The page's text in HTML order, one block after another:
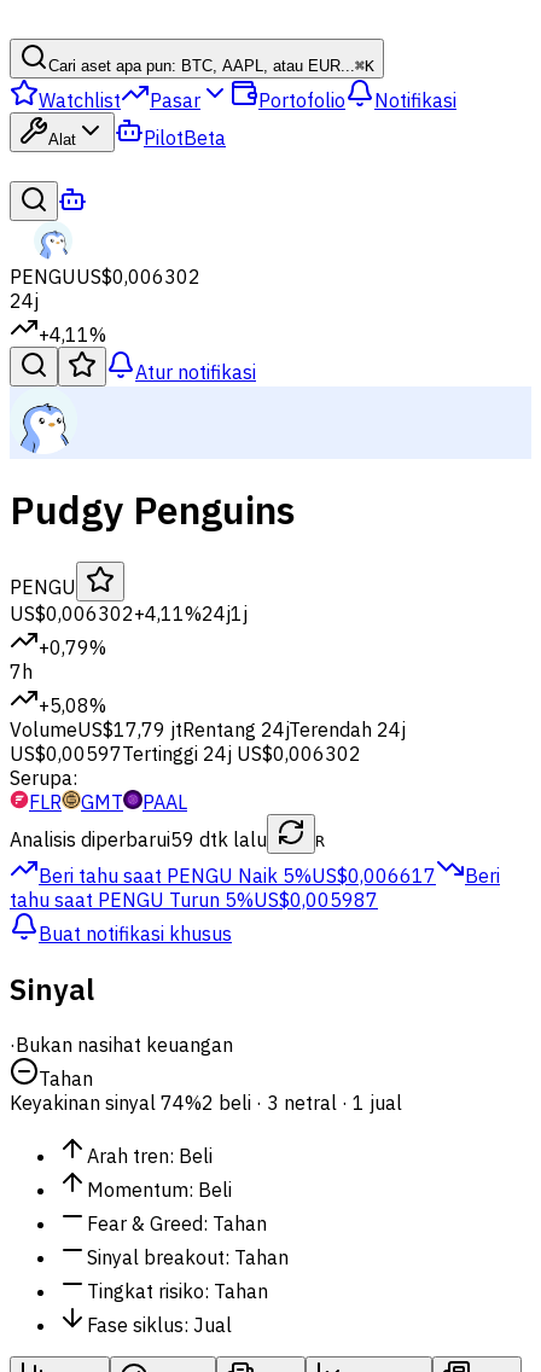
Cari aset apa pun: BTC, AAPL, atau EUR...⌘K
Watchlist Pasar Portofolio Notifikasi
Alat PilotBeta
PENGUUS$0,006302
24j
+4,11%
Atur notifikasi
Pudgy Penguins
PENGU
US$0,006302+4,11%24j1j
+0,79%
7h
+5,08%
VolumeUS$17,79 jtRentang 24jTerendah 24j
US$0,00597Tertinggi 24j US$0,006302
Serupa:
FLR
GMT
PAAL
Analisis diperbarui59 dtk lalu R
Beri tahu saat PENGU Naik 5%US$0,006617
Beri
tahu saat PENGU Turun 5%US$0,005987
Buat notifikasi khusus
Sinyal
·Bukan nasihat keuangan
Tahan
Keyakinan sinyal 74%2 beli · 3 netral · 1 jual
Arah tren: Beli
Momentum: Beli
Fear & Greed: Tahan
Sinyal breakout: Tahan
Tingkat risiko: Tahan
Fase siklus: Jual